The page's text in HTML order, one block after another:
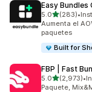
Easy Bundles
5.0de 5(283)
283 reseñas
•
Aumenta el
paquetes
Built for
FBP | Fast
5.0de 5(2,973)
2973 reseñas
•
Paquete,